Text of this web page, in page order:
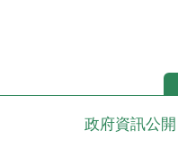
政府資訊公開